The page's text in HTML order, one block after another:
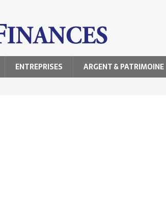
ENTREPRISES ARGENT & PATRIMOINE